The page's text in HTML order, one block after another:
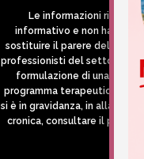
Le informazioni
informativo e non hanno in
sostituire il parere del
professionisti del settore
formulazione di una
programma terapeutico e/o
si è in gravidanza, in
cronica, consultare il proprio